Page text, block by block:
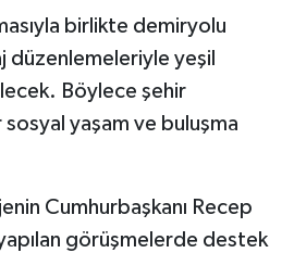
birlikte demiryolu
düzenlemeleriyle yeşil
Böylece şehir
yaşam ve buluşma
Cumhurbaşkanı Recep
görüşmelerde destek